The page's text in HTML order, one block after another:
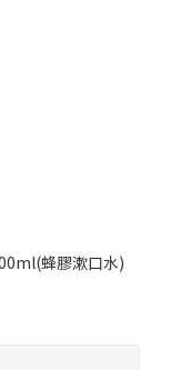
蜂膠漱口水)